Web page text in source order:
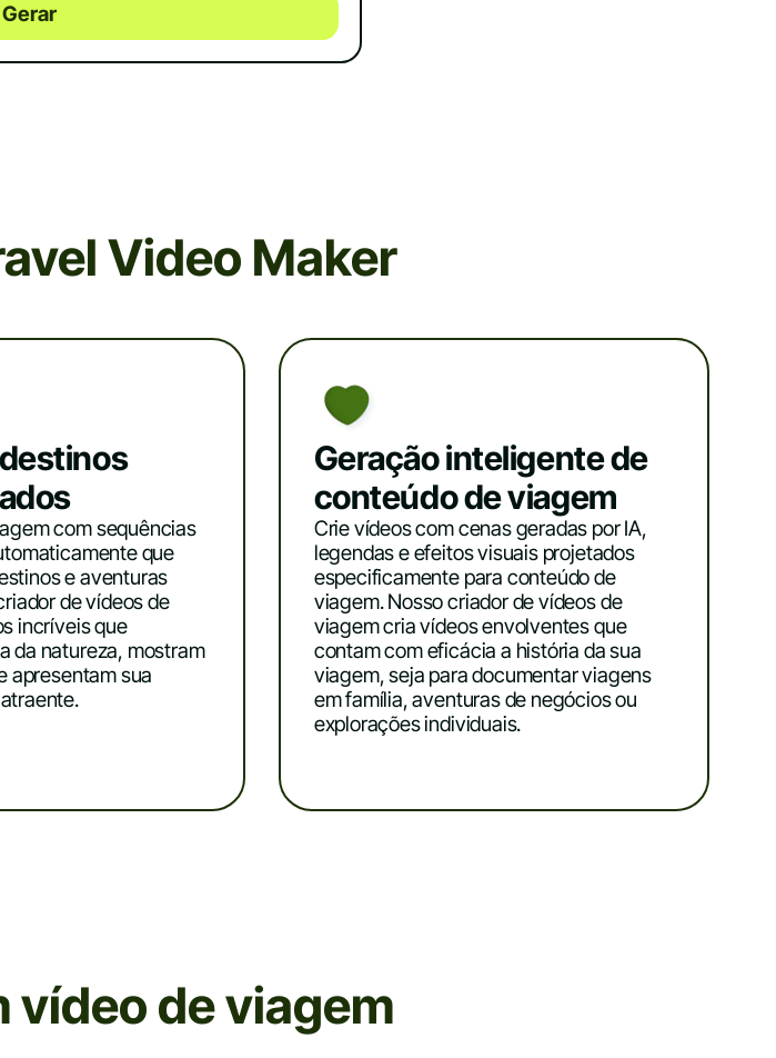
Gerar
Video Maker
com sequências
que
e aventuras
de vídeos de
incríveis que
da natureza, mostram
apresentam sua
Geração inteligente de
conteúdo de viagem
Crie vídeos com cenas geradas por IA,
legendas e efeitos visuais projetados
especificamente para conteúdo de
viagem. Nosso criador de vídeos de
viagem cria vídeos envolventes que
contam com eficácia a história da sua
viagem, seja para documentar viagens
em família, aventuras de negócios ou
explorações individuais.
vídeo de viagem